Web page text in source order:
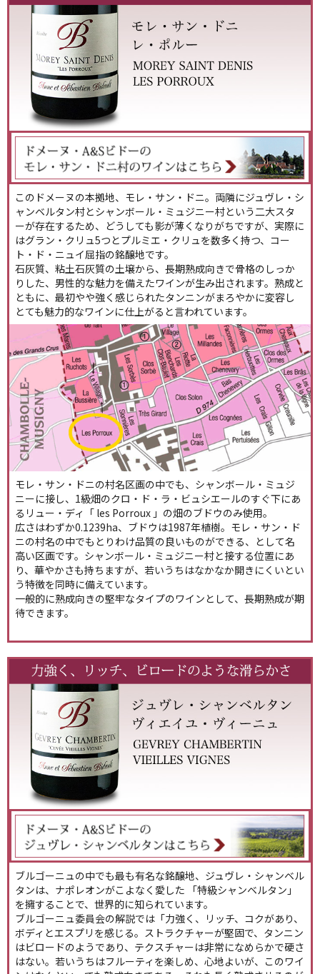
このドメーヌの本拠地、モレ・サン・ドニ。両隣にジュヴレ・シ
ャンベルタン村とシャンボール・ミュジニー村という二大スタ
ーが存在するため、どうしても影が薄くなりがちですが、実際に
はグラン・クリュ5つとプルミエ・クリュを数多く持つ、コー
ト・ド・ニュイ屈指の銘醸地です。
石灰質、粘土石灰質の土壌から、長期熟成向きで骨格のしっか
りした、男性的な魅力を備えたワインが生み出されます。熟成と
ともに、最初やや強く感じられたタンニンがまろやかに変容し
とても魅力的なワインに仕上がると言われています。
モレ・サン・ドニの村名区画の中でも、シャンボール・ミュジ
ニーに接し、1級畑のクロ・ド・ラ・ビュシエールのすぐ下にあ
るリュー・ディ「 les Porroux 」の畑のブドウのみ使用。
広さはわずか0.1239ha、ブドウは1987年植樹。モレ・サン・ド
ニの村名の中でもとりわけ品質の良いものができる、として名
高い区画です。シャンボール・ミュジニー村と接する位置にあ
り、華やかさも持ちますが、若いうちはなかなか開きにくいとい
う特徴を同時に備えています。
一般的に熟成向きの堅牢なタイプのワインとして、長期熟成が期
待できます。
ブルゴーニュの中でも最も有名な銘醸地、ジュヴレ・シャンベル
タンは、ナポレオンがこよなく愛した 「特級シャンベルタン」
を擁することで、世界的に知られています。
ブルゴーニュ委員会の解説では「力強く、リッチ、コクがあり、
ボディとエスプリを感じる。ストラクチャーが堅固で、タンニン
はビロードのようであり、テクスチャーは非常になめらかで硬さ
はない。若いうちはフルーティを楽しめ、心地よいが、このワイ